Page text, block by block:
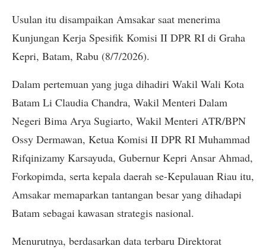
Usulan itu disampaikan Amsakar saat menerima
Kunjungan Kerja Spesifik Komisi II DPR RI di Graha
Kepri, Batam, Rabu (8/7/2026).
Dalam pertemuan yang juga dihadiri Wakil Wali Kota
Batam Li Claudia Chandra, Wakil Menteri Dalam
Negeri Bima Arya Sugiarto, Wakil Menteri ATR/BPN
Ossy Dermawan, Ketua Komisi II DPR RI Muhammad
Rifqinizamy Karsayuda, Gubernur Kepri Ansar Ahmad,
Forkopimda, serta kepala daerah se-Kepulauan Riau itu,
Amsakar memaparkan tantangan besar yang dihadapi
Batam sebagai kawasan strategis nasional.
Menurutnya, berdasarkan data terbaru Direktorat